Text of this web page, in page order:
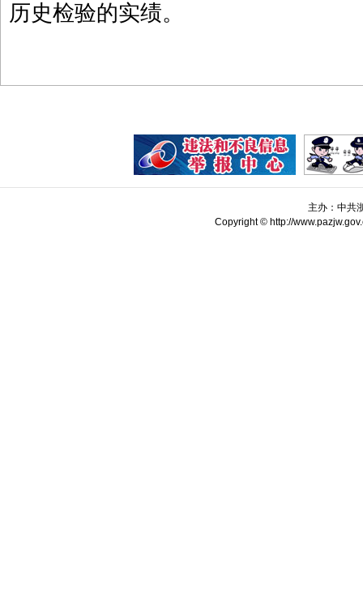
历史检验的实绩。
主办：中共
Copyright © http://